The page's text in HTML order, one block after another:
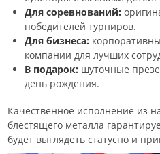
Для соревнований:
победителей турниров.
Для бизнеса:
компании для лучших
В подарок: шуточные
день рождения.
Качественное исполнение из
блестящего металла
будет выглядеть статусно и